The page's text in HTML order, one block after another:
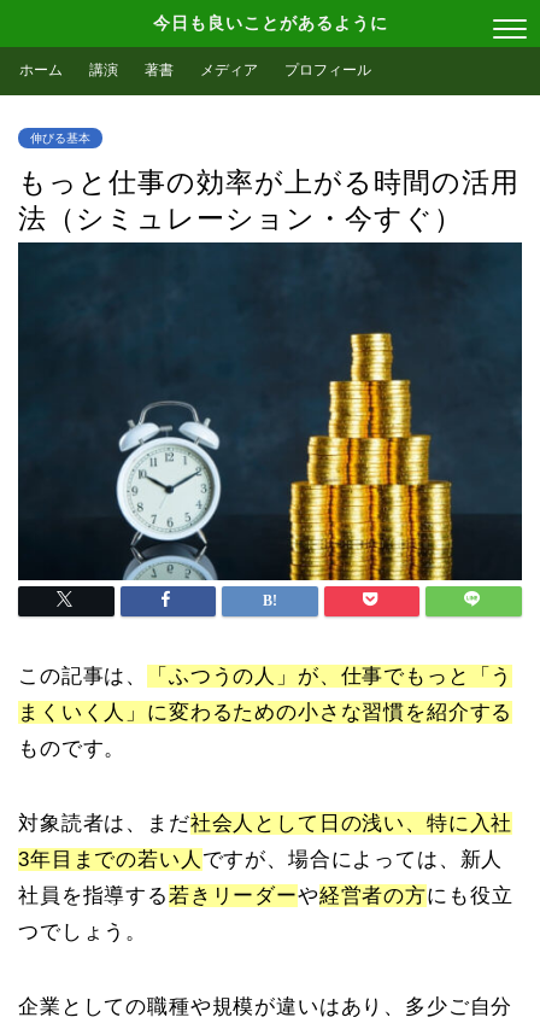
今日も良いことがあるように
ホーム 講演 著書 メディア プロフィール
伸びる基本
もっと仕事の効率が上がる時間の活用
法（シミュレーション・今すぐ）
この記事は、
「ふつうの人」が、仕事でもっと「う
まくいく人」に変わるための小さな習慣を紹介する
ものです。
対象読者は、まだ社会人として日の浅い、特に入社
3年目までの若い人 ですが、場合によっては、新人
社員を指導する 若きリーダーや経営者の方にも役立
つでしょう。
企業としての職種や規模が違いはあり、多少ご自分